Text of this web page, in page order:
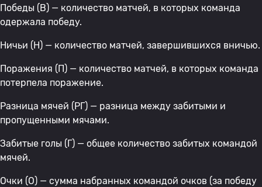
Победы (В) — количество матчей, в которых команда
одержала победу.
Ничьи (Н) — количество матчей, завершившихся вничью.
Поражения (П) — количество матчей, в которых команда
потерпела поражение.
Разница мячей (РГ) — разница между забитыми и
пропущенными мячами.
Забитые голы (Г) — общее количество забитых командой
мячей.
Очки (О) — сумма набранных командой очков (за победу